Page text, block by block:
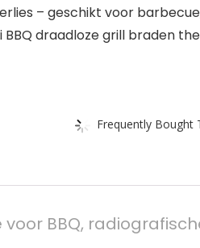
– geschikt voor
draadloze grill braden
Frequently Bought
BBQ,